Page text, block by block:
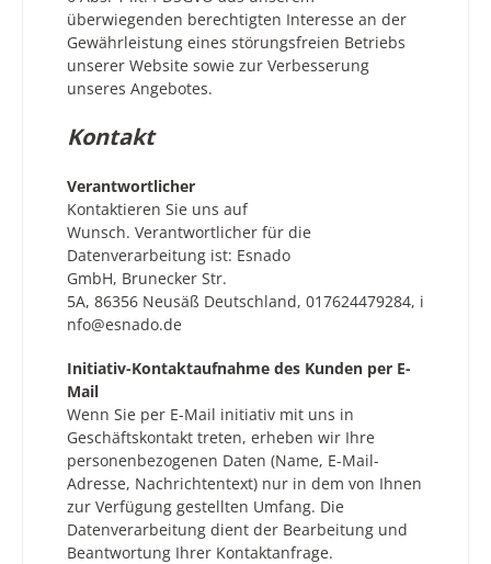
überwiegenden berechtigten Interesse an der
Gewährleistung eines störungsfreien Betriebs
unserer Website sowie zur Verbesserung
unseres Angebotes.
Kontakt
Verantwortlicher
Kontaktieren Sie uns auf
Wunsch. Verantwortlicher für die
Datenverarbeitung ist: Esnado
GmbH, Brunecker Str.
5A, 86356 Neusäß Deutschland, 017624479284, i
nfo@esnado.de
Initiativ-Kontaktaufnahme des Kunden per E-
Mail
Wenn Sie per E-Mail initiativ mit uns in
Geschäftskontakt treten, erheben wir Ihre
personenbezogenen Daten (Name, E-Mail-
Adresse, Nachrichtentext) nur in dem von Ihnen
zur Verfügung gestellten Umfang. Die
Datenverarbeitung dient der Bearbeitung und
Beantwortung Ihrer Kontaktanfrage.